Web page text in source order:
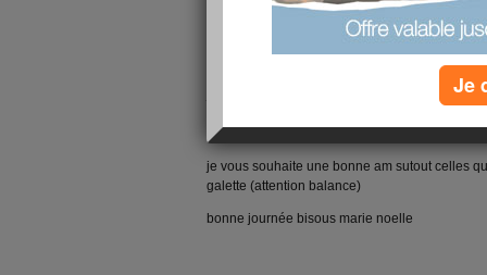
par contre si quelqu'un peu m'expliquer
aussi joli blog que le vôtre, couleur,et petits
lire à ma fille si je n'y arrive pas et elle
je vais vous laisser pour aller manger, reste
ma fille à l'hopital et m'occuper de ma petite fille
je vous souhaite une bonne am sutout celles
galette (attention balance)
bonne journée bisous marie noelle
Je